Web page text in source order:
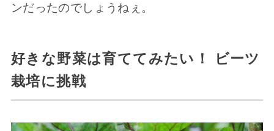
ンだったのでしょうねぇ。
好きな野菜は育ててみたい！ ビーツ
栽培に挑戦